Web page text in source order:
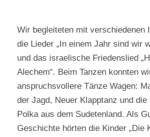
Wir begleiteten mit verschiedenen
die Lieder „In einem Jahr sind wir
und das israelische Friedenslied
Alechem“. Beim Tanzen konnten
anspruchsvollere Tänze Wagen:
der Jagd, Neuer Klapptanz und die
Polka aus dem Sudetenland. Als
Geschichte hörten die Kinder „Die